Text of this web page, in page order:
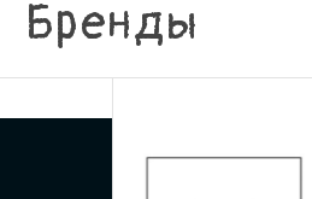
Бренды